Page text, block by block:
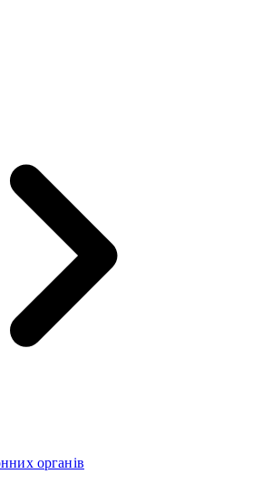
органів